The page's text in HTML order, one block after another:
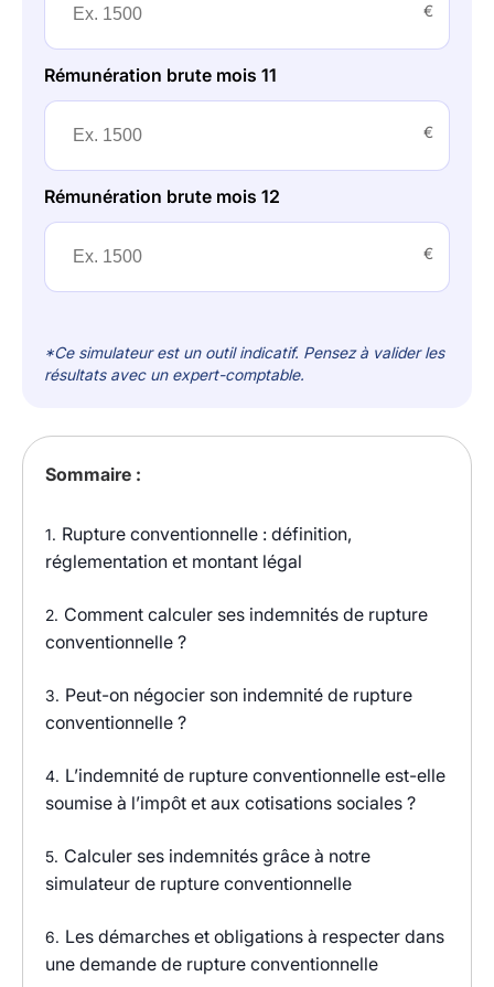
€
Rémunération brute mois 11
€
Rémunération brute mois 12
€
*Ce simulateur est un outil indicatif. Pensez à valider les
résultats avec un expert-comptable.
Sommaire :
1. Rupture conventionnelle : définition,
réglementation et montant légal
2. Comment calculer ses indemnités de rupture
conventionnelle ?
3. Peut-on négocier son indemnité de rupture
conventionnelle ?
4. L’indemnité de rupture conventionnelle est-elle
soumise à l’impôt et aux cotisations sociales ?
5. Calculer ses indemnités grâce à notre
simulateur de rupture conventionnelle
6. Les démarches et obligations à respecter dans
une demande de rupture conventionnelle